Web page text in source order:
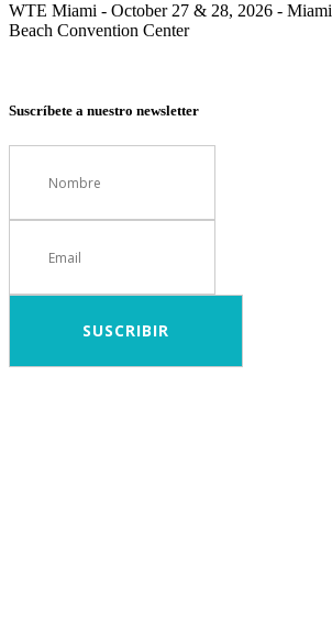
WTE Miami - October 27 & 28, 2026 - Miami
Beach Convention Center
Suscríbete a nuestro newsletter